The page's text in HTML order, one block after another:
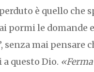
è quello che
pormi le domande
senza mai pensare
questo Dio.